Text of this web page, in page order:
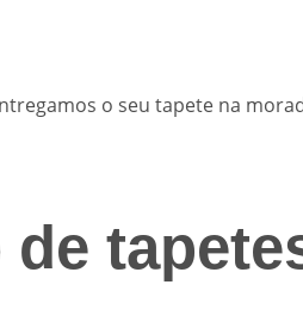
o seu tapete na